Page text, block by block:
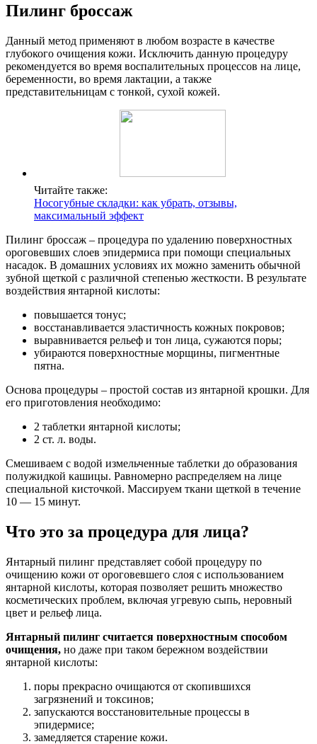
Пилинг броссаж
Данный метод применяют в любом возрасте в качестве
глубокого очищения кожи. Исключить данную процедуру
рекомендуется во время воспалительных процессов на лице,
беременности, во время лактации, а также
представительницам с тонкой, сухой кожей.
Читайте также:
Носогубные складки: как убрать, отзывы,
максимальный эффект
Пилинг броссаж – процедура по удалению поверхностных
ороговевших слоев эпидермиса при помощи специальных
насадок. В домашних условиях их можно заменить обычной
зубной щеткой с различной степенью жесткости. В результате
воздействия янтарной кислоты:
повышается тонус;
восстанавливается эластичность кожных покровов;
выравнивается рельеф и тон лица, сужаются поры;
убираются поверхностные морщины, пигментные
пятна.
Основа процедуры – простой состав из янтарной крошки. Для
его приготовления необходимо:
2 таблетки янтарной кислоты;
2 ст. л. воды.
Смешиваем с водой измельченные таблетки до образования
полужидкой кашицы. Равномерно распределяем на лице
специальной кисточкой. Массируем ткани щеткой в течение
10 — 15 минут.
Что это за процедура для лица?
Янтарный пилинг представляет собой процедуру по
очищению кожи от ороговевшего слоя с использованием
янтарной кислоты, которая позволяет решить множество
косметических проблем, включая угревую сыпь, неровный
цвет и рельеф лица.
Янтарный пилинг считается поверхностным способом
очищения, но даже при таком бережном воздействии
янтарной кислоты:
поры прекрасно очищаются от скопившихся
загрязнений и токсинов;
запускаются восстановительные процессы в
эпидермисе;
замедляется старение кожи.